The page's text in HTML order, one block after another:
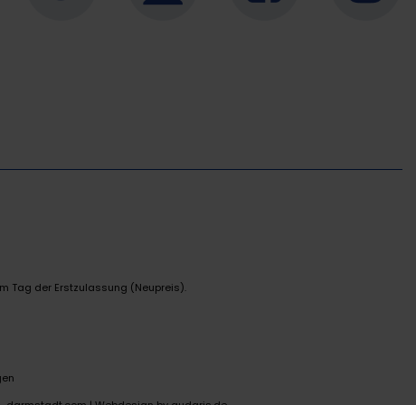
Tag der Erstzulassung (Neupreis).